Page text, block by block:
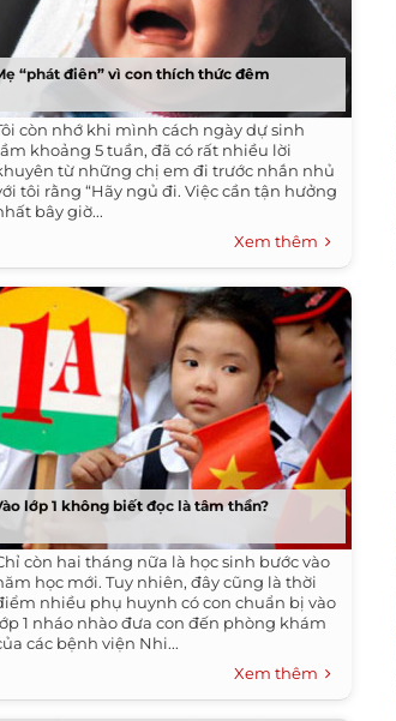
“phát điên” vì con thích thức đêm
còn nhớ khi mình cách ngày dự sinh
khoảng 5 tuần, đã có rất nhiều lời
từ những chị em đi trước nhắn nhủ
tôi rằng “Hãy ngủ đi. Việc cần tận hưởng
bây giờ...
Xem thêm
lớp 1 không biết đọc là tâm thần?
còn hai tháng nữa là học sinh bước vào
học mới. Tuy nhiên, đây cũng là thời
nhiều phụ huynh có con chuẩn bị vào
1 nháo nhào đưa con đến phòng khám
các bệnh viện Nhi...
Xem thêm